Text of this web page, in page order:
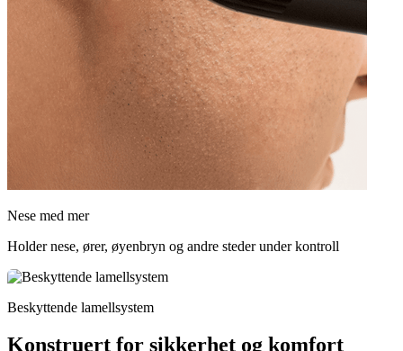
Nese med mer
Holder nese, ører, øyenbryn og andre steder under kontroll
Beskyttende lamellsystem
Konstruert for sikkerhet og komfort